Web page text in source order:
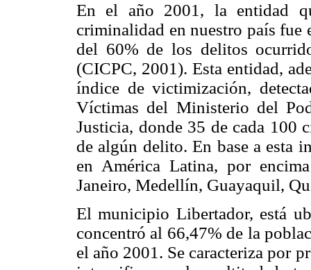
En el año 2001, la entidad
criminalidad en nuestro país
del 60% de los delitos
(CICPC, 2001). Esta entidad,
índice de victimización,
Víctimas del Ministerio del
Justicia, donde 35 de cada 100
de algún delito. En base a esta
en América Latina, por
Janeiro, Medellín, Guayaquil,
El municipio Libertador, está
concentró al 66,47% de la
el año 2001. Se caracteriza por